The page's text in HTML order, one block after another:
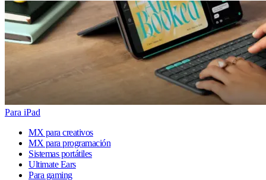
Para iPad
MX para creativos
MX para programación
Sistemas portátiles
Ultimate Ears
Para gaming